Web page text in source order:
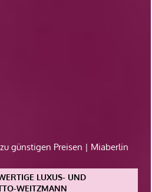
zu günstigen Preisen | Miaberlin
LUXUS- UND
WEITZMANN